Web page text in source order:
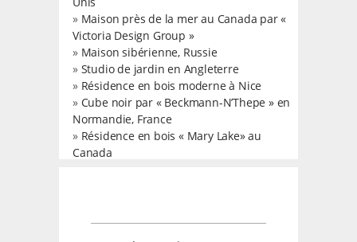
» Maison près de la mer au Canada par «
Victoria Design Group »
» Maison sibérienne, Russie
» Studio de jardin en Angleterre
» Résidence en bois moderne à Nice
» Cube noir par « Beckmann-N’Thepe » en
Normandie, France
» Résidence en bois « Mary Lake» au
Canada